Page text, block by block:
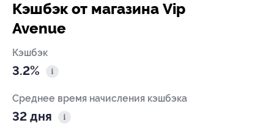
Кэшбэк от магазина Vip
Avenue
Кэшбэк
3.2%
Среднее время начисления кэшбэка
32 дня